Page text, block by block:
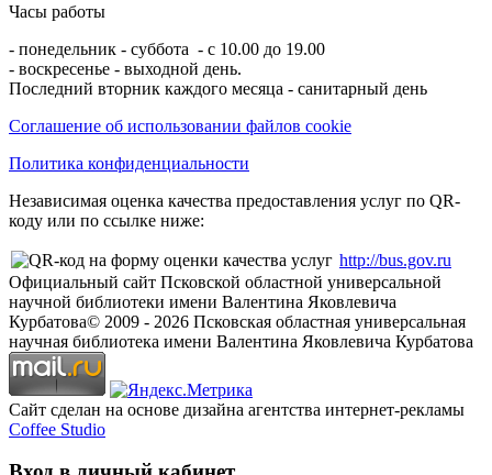
Часы работы
- понедельник - суббота - с 10.00 до 19.00
- воскресенье - выходной день.
Последний вторник каждого месяца - санитарный день
Соглашение об использовании файлов cookie
Политика конфиденциальности
Независимая оценка качества предоставления услуг по QR-
коду или по ссылке ниже:
http://bus.gov.ru
Официальный сайт Псковской областной универсальной
научной библиотеки имени Валентина Яковлевича
Курбатова© 2009 - 2026 Псковская областная универсальная
научная библиотека имени Валентина Яковлевича Курбатова
Сайт сделан на основе дизайна агентства интернет-рекламы
Coffee Studio